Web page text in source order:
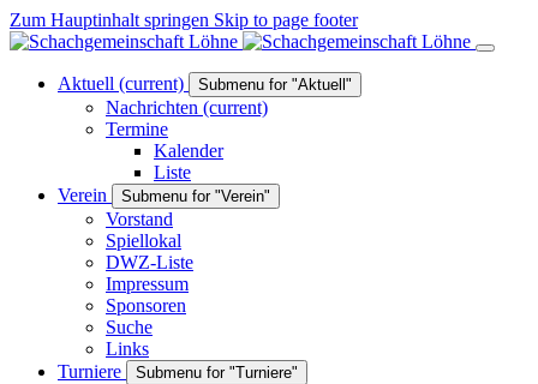
Zum Hauptinhalt springen Skip to page footer
Aktuell (current) Submenu for "Aktuell"
Nachrichten (current)
Termine
Kalender
Liste
Verein
Submenu for "Verein"
Vorstand
Spiellokal
DWZ-Liste
Impressum
Sponsoren
Suche
Links
Turniere
Submenu for "Turniere"